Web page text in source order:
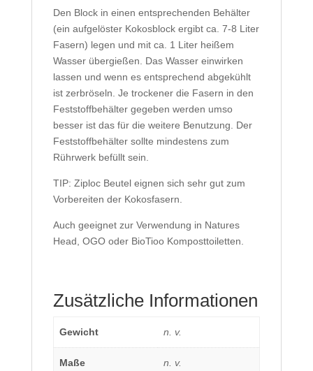
Den Block in einen entsprechenden Behälter
(ein aufgelöster Kokosblock ergibt ca. 7-8 Liter
Fasern) legen und mit ca. 1 Liter heißem
Wasser übergießen. Das Wasser einwirken
lassen und wenn es entsprechend abgekühlt
ist zerbröseln. Je trockener die Fasern in den
Feststoffbehälter gegeben werden umso
besser ist das für die weitere Benutzung. Der
Feststoffbehälter sollte mindestens zum
Rührwerk befüllt sein.
TIP: Ziploc Beutel eignen sich sehr gut zum
Vorbereiten der Kokosfasern.
Auch geeignet zur Verwendung in Natures
Head, OGO oder BioTioo Komposttoiletten.
Zusätzliche Informationen
Gewicht n. v.
Maße n. v.